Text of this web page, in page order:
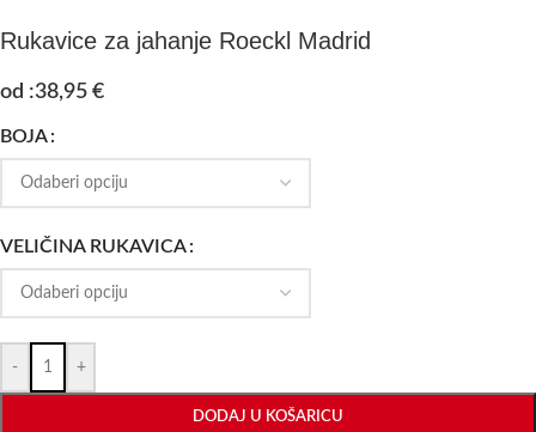
Rukavice za jahanje Roeckl Madrid
od :38,95 €
BOJA
VELIČINA RUKAVICA
- +
DODAJ U KOŠARICU